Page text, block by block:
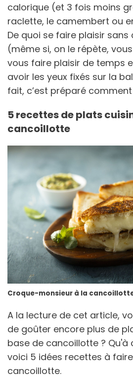
calorique (et 3 fois moins
raclette, le camembert ou
De quoi se faire plaisir sans
(même si, on le répète,
vous faire plaisir de temps
avoir les yeux fixés sur la
fait, c’est préparé comment
5 recettes de plats
cancoillotte
Croque-monsieur à la
A la lecture de cet article,
de goûter encore plus de
base de cancoillotte ? Qu'à
voici 5 idées recettes à
cancoillotte.